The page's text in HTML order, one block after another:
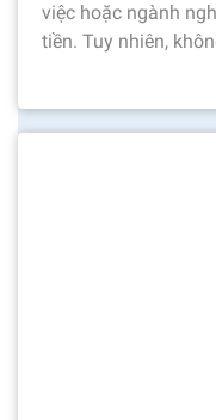
việc hoặc ngành
tiền. Tuy nhiên,